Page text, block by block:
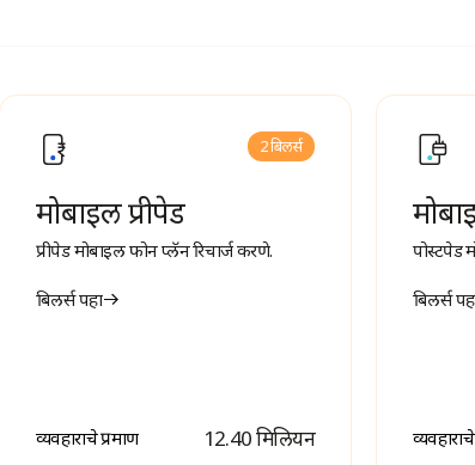
2 बिलर्स
मोबाइल प्रीपेड
प्रीपेड मोबाइल फोन प्लॅन रिचार्ज करणे.
बिलर्स पहा
व्यवहाराचे प्रमाण 12.40 मिलियन
पोस्टपेड
बिलर्स